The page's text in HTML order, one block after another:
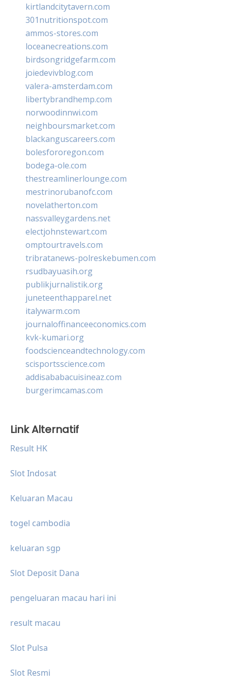
kirtlandcitytavern.com
301nutritionspot.com
ammos-stores.com
loceanecreations.com
birdsongridgefarm.com
joiedevivblog.com
valera-amsterdam.com
libertybrandhemp.com
norwoodinnwi.com
neighboursmarket.com
blackanguscareers.com
bolesfororegon.com
bodega-ole.com
thestreamlinerlounge.com
mestrinorubanofc.com
novelatherton.com
nassvalleygardens.net
electjohnstewart.com
omptourtravels.com
tribratanews-polreskebumen.com
rsudbayuasih.org
publikjurnalistik.org
juneteenthapparel.net
italywarm.com
journaloffinanceeconomics.com
kvk-kumari.org
foodscienceandtechnology.com
scisportsscience.com
addisababacuisineaz.com
burgerimcamas.com
Link Alternatif
Result HK
Slot Indosat
Keluaran Macau
togel cambodia
keluaran sgp
Slot Deposit Dana
pengeluaran macau hari ini
result macau
Slot Pulsa
Slot Resmi